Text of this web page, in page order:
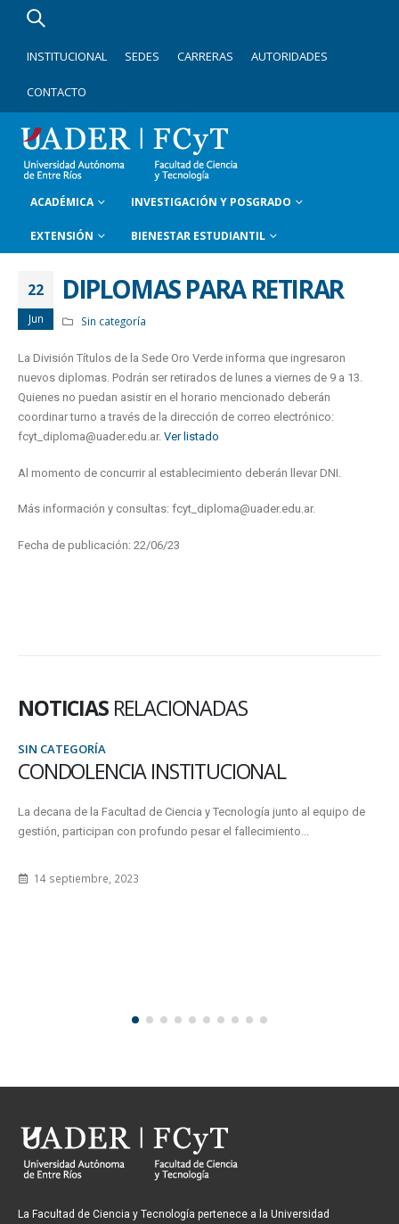
INSTITUCIONAL SEDES CARRERAS AUTORIDADES
CONTACTO
ACADÉMICA INVESTIGACIÓN Y POSGRADO
EXTENSIÓN BIENESTAR ESTUDIANTIL
22
Jun
DIPLOMAS PARA RETIRAR
Sin categoría
La División Títulos de la Sede Oro Verde informa que ingresaron
nuevos diplomas. Podrán ser retirados de lunes a viernes de 9 a 13.
Quienes no puedan asistir en el horario mencionado deberán
coordinar turno a través de la dirección de correo electrónico:
fcyt_diploma@uader.edu.ar. Ver listado
Al momento de concurrir al establecimiento deberán llevar DNI.
Más información y consultas: fcyt_diploma@uader.edu.ar.
Fecha de publicación: 22/06/23
NOTICIAS RELACIONADAS
INSTITUCIONAL
de la Facultad de Ciencia y Tecnología junto al equipo de
con profundo pesar el fallecimiento...
2023
La Facultad de Ciencia y Tecnología pertenece a la Universidad